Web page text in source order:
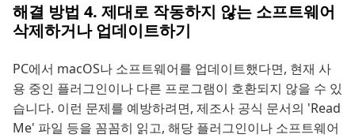
해결 방법 4. 제대로 작동하지 않는 소프트웨어
삭제하거나 업데이트하기
PC에서 macOS나 소프트웨어를 업데이트했다면, 현재 사
용 중인 플러그인이나 다른 프로그램이 호환되지 않을 수 있
습니다. 이런 문제를 예방하려면, 제조사 공식 문서의 'Read
Me' 파일 등을 꼼꼼히 읽고, 해당 플러그인이나 소프트웨어